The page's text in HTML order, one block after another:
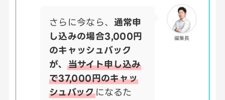
編集長
さらに今なら、 通常申
し込みの場合3,000円
のキャッシュバック
が、 当サイト申し込み
で37,000円のキャッ
シュバックになるた